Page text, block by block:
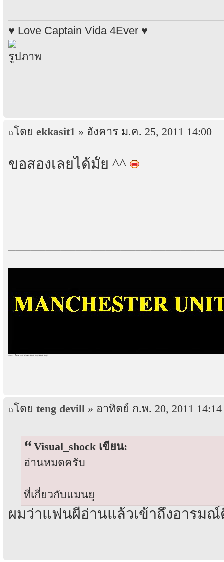
♥ Love Captain Vida 4Ever ♥
โดย ekkasit1 » อังคาร ม.ค. 25, 2011 14:00
ขอสองเลยได้มั้ย ^^
Thanks : บ้านราคาถูก บ้านราคาถูก รถเครน ชลบุรี รถเครน ชลบุรี
โดย teng devill » อาทิตย์ ก.พ. 20, 2011 14:14
Visual_shock เขียน:
อ่านหมดครับ
ที่เกี่ยวกับแมนยู
ผมว่าแฟนผีอ่านแล้วเข้าถึงอารม